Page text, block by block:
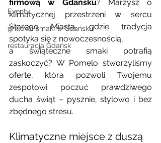
Eventy
grillowe smaki w Gdańsku,
restauracja Gdańsk
firmową w Gdańsku? Marzysz o
klimatycznej przestrzeni w sercu
Starego Miasta, gdzie tradycja
spotyka się z nowoczesnością,
a świąteczne smaki potrafią
zaskoczyć? W Pomelo stworzyliśmy
ofertę, która pozwoli Twojemu
zespołowi poczuć prawdziwego
ducha świąt – pysznie, stylowo i bez
zbędnego stresu.
Klimatyczne miejsce z duszą